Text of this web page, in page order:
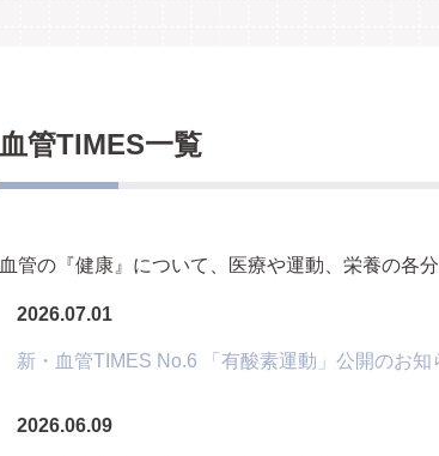
血管TIMES一覧
血管の『健康』について、医療や運動、栄養の各
2026.07.01
新・血管TIMES No.6 「有酸素運動」公開のお知
2026.06.09